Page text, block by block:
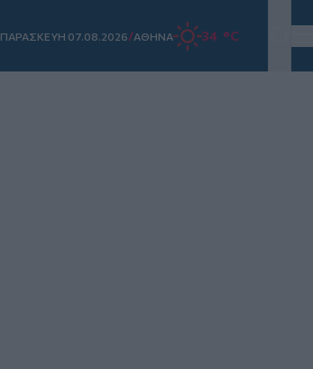
ΠΑΡΑΣΚΕΥΗ 07.08.2026/ΑΘΗΝΑ 34 °C